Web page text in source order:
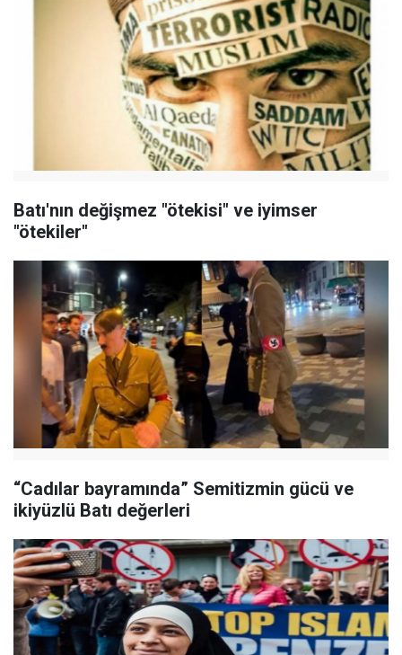
Batı'nın değişmez "ötekisi" ve iyimser
"ötekiler"
“Cadılar bayramında” Semitizmin gücü ve
ikiyüzlü Batı değerleri